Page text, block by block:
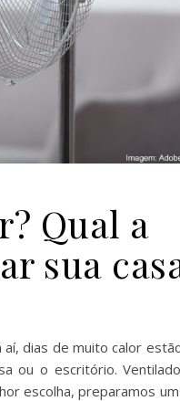
Qual a
sua
dias de muito calor
ou o escritório.
escolha, preparamos